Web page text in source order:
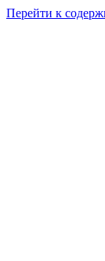
Перейти к